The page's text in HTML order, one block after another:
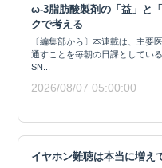
ω-3脂肪酸製剤の「益」と
クで考える
〔編集部から〕本連載は、主要
通すことを毎朝の日課としてい
SN...
2026/08/07 05:00:00
イヤホン難聴は本当に増え